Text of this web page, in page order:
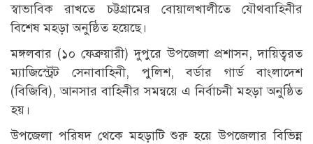
স্বাভাবিক রাখতে চট্টগ্রামের বোয়ালখালীতে যৌথবাহিনীর
বিশেষ মহড়া অনুষ্ঠিত হয়েছে।
মঙ্গলবার (১০ ফেব্রুয়ারী) দুপুরে উপজেলা প্রশাসন, দায়িত্বরত
ম্যাজিস্ট্রেট সেনাবাহিনী, পুলিশ, বর্ডার গার্ড বাংলাদেশ
(বিজিবি), আনসার বাহিনীর সমন্বয়ে এ নির্বাচনী মহড়া অনুষ্ঠিত
হয়।
উপজেলা পরিষদ থেকে মহড়াটি শুরু হয়ে উপজেলার বিভিন্ন